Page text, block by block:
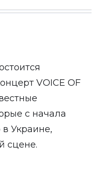
VOICE OF
с начала
Украине,
сцене.